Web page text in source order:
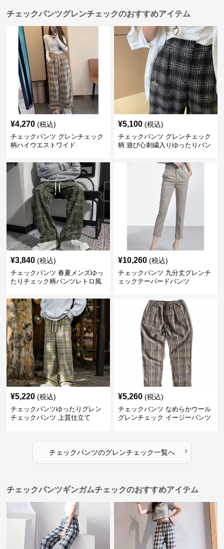
チェックパンツグレンチェックのおすすめアイテム
¥4,270 (税込)
チェックパンツ グレンチェック
柄ハイウエストワイド
¥5,100 (税込)
チェックパンツ グレンチェック
柄 遊び心刺繍入りゆったりパン
¥3,840 (税込)
チェックパンツ 春夏メンズゆっ
たりチェック柄パンツレトロ風
¥10,260 (税込)
チェックパンツ 九分丈グレンチ
ェックテーパードパンツ
¥5,220 (税込)
チェックパンツゆったりグレン
チェックパンツ 上質仕立て
¥5,260 (税込)
チェックパンツ なめらかウール
グレンチェック イージーパンツ
チェックパンツのグレンチェック一覧へ ›
チェックパンツギンガムチェックのおすすめアイテム